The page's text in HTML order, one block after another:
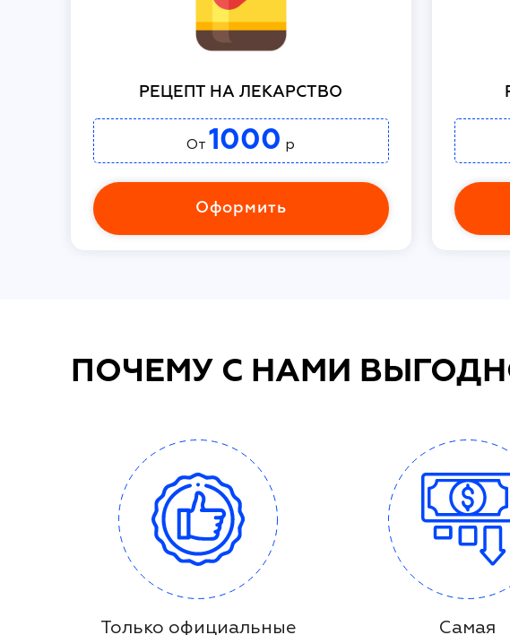
РЕЦЕПТ НА ЛЕКАРСТВО
От 1000 р
Оформить
ПОЧЕМУ С НАМИ
Только официальные Самая